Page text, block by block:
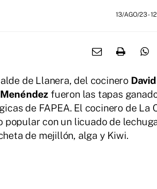
13/AGO/23-
de Llanera, del cocinero
fueron las tapas
de FAPEA. El cocinero de La
popular con un licuado de
de mejillón, alga y Kiwi.